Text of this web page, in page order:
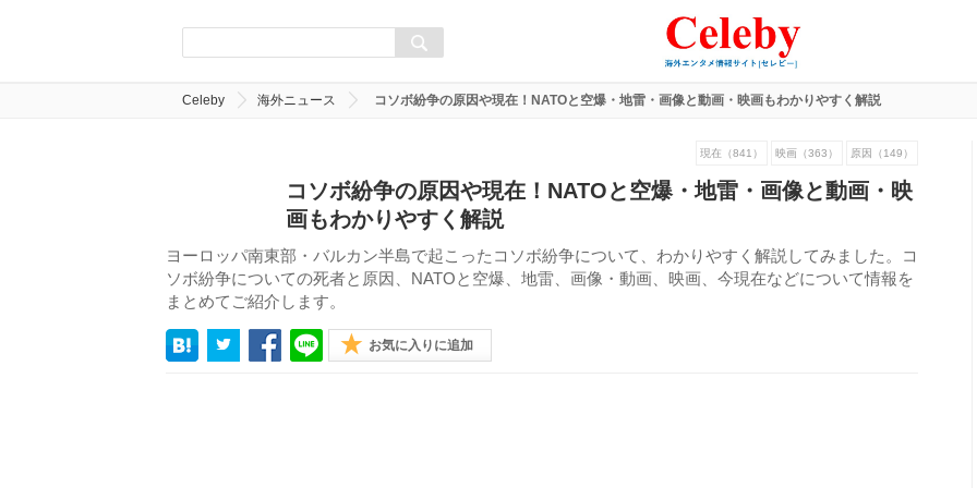
Celeby 海外ニュース コソボ紛争の原因や現在！NATOと空爆・地雷・画像と動画・映画もわかりやすく解説
現在（841） 映画（363） 原因（149）
コソボ紛争の原因や現在！NATOと空爆・地雷・画像と動画・映
画もわかりやすく解説
ヨーロッパ南東部・バルカン半島で起こったコソボ紛争について、わかりやすく解説してみました。コ
ソボ紛争についての死者と原因、NATOと空爆、地雷、画像・動画、映画、今現在などについて情報を
まとめてご紹介します。
お気に入りに追加